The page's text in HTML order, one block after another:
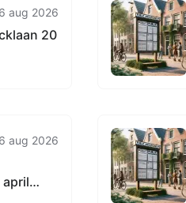
6 aug 2026
20
6 aug 2026